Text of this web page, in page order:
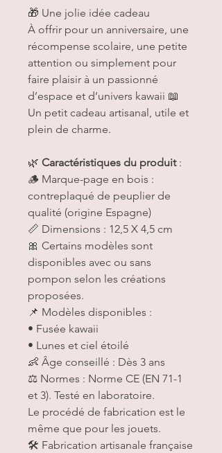
🎁 Une jolie idée cadeau
À offrir pour un anniversaire, une
récompense scolaire, une petite
attention ou simplement pour
faire plaisir à un passionné
d’espace et d’univers kawaii 📖
Un petit cadeau artisanal, utile et
plein de charme.
🌿 Caractéristiques du produit:
🪵 Marque-page en bois :
contreplaqué de peuplier de
qualité (origine Espagne)
📏 Dimensions : 12,5 X 4,5 cm
🎀 Certains modèles sont
disponibles avec ou sans
pompon selon les créations
proposées.
📌 Modèles disponibles :
• Fusée kawaii
• Lunes et ciel étoilé
👶 Âge conseillé : Dès 3 ans
⚖ Normes : Norme CE (EN 71-1
et 3). Testé en laboratoire.
Le procédé de fabrication est le
même que pour les jouets.
🛠 Fabrication artisanale française